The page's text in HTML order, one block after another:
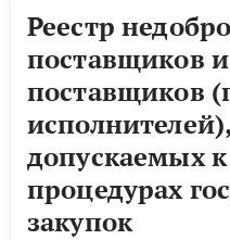
Реестр
поставщиков
поставщиков
допускаемых
процедурах
закупок